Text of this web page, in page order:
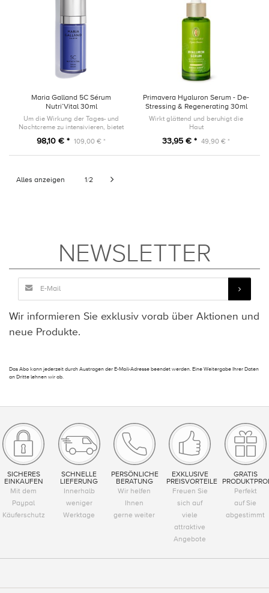
Maria Galland 5C Sérum
Nutri’Vital 30ml
Um die Wirkung der Tages- und
Nachtcreme zu intensivieren, bietet
schmelzende Textur, die wie eine
98,10 € * 109,00 € *
Primavera Hyaluron Serum - De-
Stressing & Regenerating 30ml
Wirkt glättend und beruhigt die
Haut
33,95 € * 49,90 € *
Alles anzeigen 1/2
NEWSLETTER
Wir informieren Sie exklusiv vorab über Aktionen und
neue Produkte.
Das Abo kann jederzeit durch Austragen der E-Mail-Adresse beendet werden. Eine Weitergabe Ihrer Daten
an Dritte lehnen wir ab.
SICHERES
EINKAUFEN
Mit dem
Paypal
Käuferschutz
SCHNELLE
LIEFERUNG
Innerhalb
weniger
Werktage
PERSÖNLICHE
BERATUNG
Wir helfen
Ihnen
gerne weiter
EXKLUSIVE
PREISVORTEILE
Freuen Sie
sich auf
viele
attraktive
Angebote
GRATIS
Perfekt
auf Sie
abgestimmt